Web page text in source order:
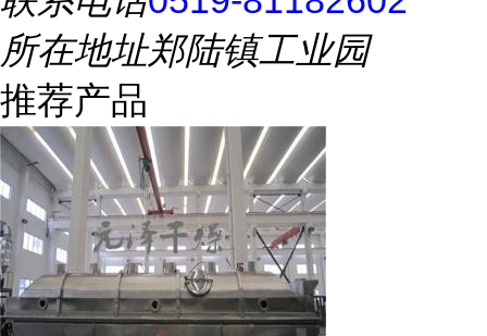
所在地址郑陆镇工业园
推荐产品